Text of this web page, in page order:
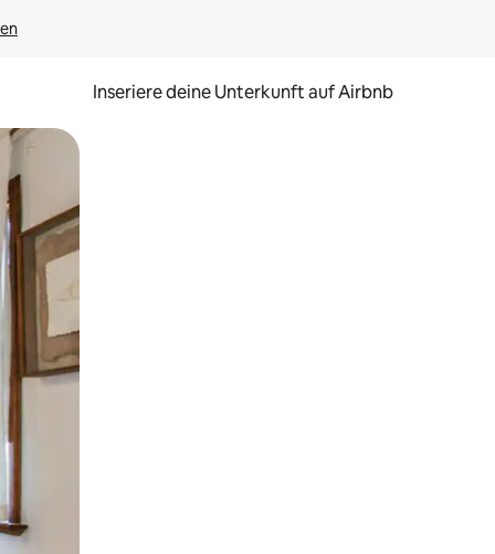
Inseriere deine Unterkunft auf Airbnb
oder Wischgesten.